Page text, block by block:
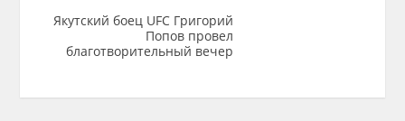
Якутский боец UFC Григорий
Попов провел
благотворительный вечер